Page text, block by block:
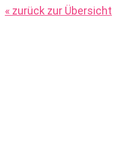
« zurück zur Übersicht